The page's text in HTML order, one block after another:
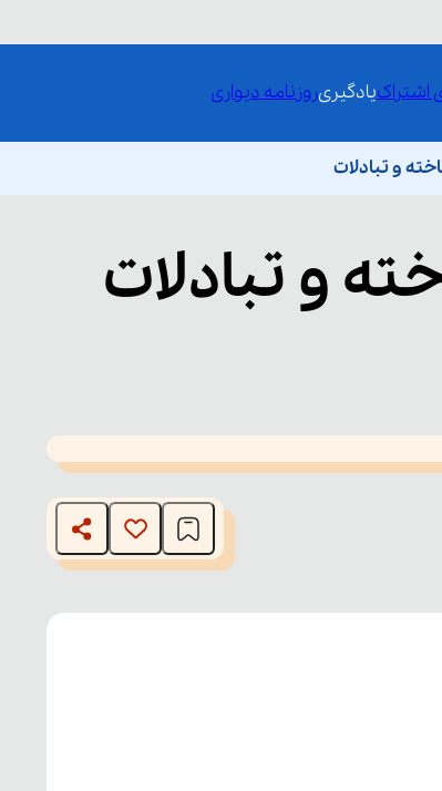
اشتراکیادگیریروزنامه دیواری
و تبادلات
و تبادلات